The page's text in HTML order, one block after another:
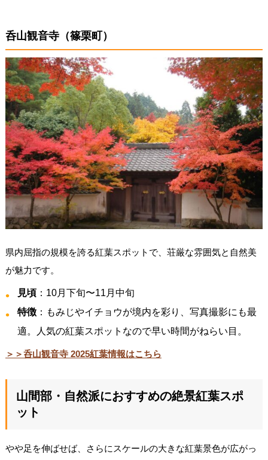
呑山観音寺（篠栗町）
県内屈指の規模を誇る紅葉スポットで、荘厳な雰囲気と自然美
が魅力です。
見頃：10月下旬〜11月中旬
特徴：もみじやイチョウが境内を彩り、写真撮影にも最
適。人気の紅葉スポットなので早い時間がねらい目。
＞＞呑山観音寺 2025紅葉情報はこちら
山間部・自然派におすすめの絶景紅葉スポ
ット
やや足を伸ばせば、さらにスケールの大きな紅葉景色が広がっ